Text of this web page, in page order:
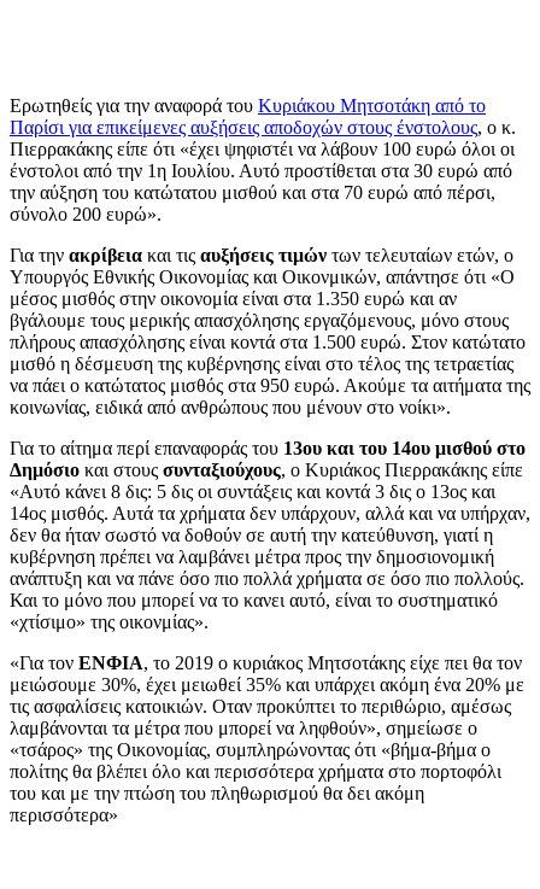
Ερωτηθείς για την αναφορά του Κυριάκου Μητσοτάκη από το
Παρίσι για επικείμενες αυξήσεις αποδοχών στους ένστολους, ο κ.
Πιερρακάκης είπε ότι «έχει ψηφιστέι να λάβουν 100 ευρώ όλοι οι
ένστολοι από την 1η Ιουλίου. Αυτό προστίθεται στα 30 ευρώ από
την αύξηση του κατώτατου μισθού και στα 70 ευρώ από πέρσι,
σύνολο 200 ευρώ».
Για την ακρίβεια και τις αυξήσεις τιμών των τελευταίων ετών, ο
Υπουργός Εθνικής Οικονομίας και Οικονμικών, απάντησε ότι «Ο
μέσος μισθός στην οικονομία είναι στα 1.350 ευρώ και αν
βγάλουμε τους μερικής απασχόλησης εργαζόμενους, μόνο στους
πλήρους απασχόλησης είναι κοντά στα 1.500 ευρώ. Στον κατώτατο
μισθό η δέσμευση της κυβέρνησης είναι στο τέλος της τετραετίας
να πάει ο κατώτατος μισθός στα 950 ευρώ. Ακούμε τα αιτήματα της
κοινωνίας, ειδικά από ανθρώπους που μένουν στο νοίκι».
Για το αίτημα περί επαναφοράς του 13ου και του 14ου μισθού στο
Δημόσιο και στους συνταξιούχους, ο Κυριάκος Πιερρακάκης είπε
«Αυτό κάνει 8 δις: 5 δις οι συντάξεις και κοντά 3 δις ο 13ος και
14ος μισθός. Αυτά τα χρήματα δεν υπάρχουν, αλλά και να υπήρχαν,
δεν θα ήταν σωστό να δοθούν σε αυτή την κατεύθυνση, γιατί η
κυβέρνηση πρέπει να λαμβάνει μέτρα προς την δημοσιονομική
ανάπτυξη και να πάνε όσο πιο πολλά χρήματα σε όσο πιο πολλούς.
Και το μόνο που μπορεί να το κανει αυτό, είναι το συστηματικό
«χτίσιμο» της οικονμίας».
«Για τον ΕΝΦΙΑ, το 2019 ο κυριάκος Μητσοτάκης είχε πει θα τον
μειώσουμε 30%, έχει μειωθεί 35% και υπάρχει ακόμη ένα 20% με
τις ασφαλίσεις κατοικιών. Οταν προκύπτει το περιθώριο, αμέσως
λαμβάνονται τα μέτρα που μπορεί να ληφθούν», σημείωσε ο
«τσάρος» της Οικονομίας, συμπληρώνοντας ότι «βήμα-βήμα ο
πολίτης θα βλέπει όλο και περισσότερα χρήματα στο πορτοφόλι
του και με την πτώση του πληθωρισμού θα δει ακόμη
περισσότερα»